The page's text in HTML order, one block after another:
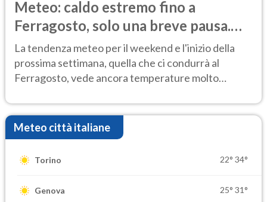
Meteo: caldo estremo fino a
Ferragosto, solo una breve pausa.
Ecco dove
La tendenza meteo per il weekend e l'inizio della
prossima settimana, quella che ci condurrà al
Ferragosto, vede ancora temperature molto
Meteo città italiane
Torino 22° 34°
Genova 25° 31°